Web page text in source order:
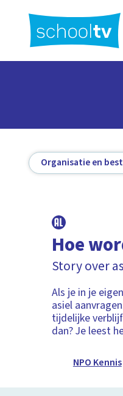
hoofdinhoud
Organisatie en
Hoe
Story over
Als je in je
asiel
tijdelijke
dan? Je leest
NPO Kennis